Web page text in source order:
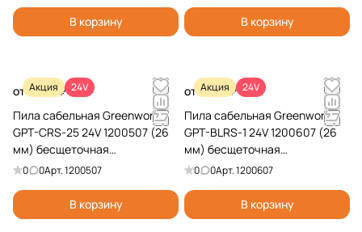
В корзину В корзину
Акция 24V
от 8 490 ₽
Пила сабельная Greenworks
GPT-CRS-25 24V 1200507 (26
мм) бесщеточная
аккумуляторная
0 0Арт.1200507
В корзину
Акция 24V
от 7 490 ₽
Пила сабельная Greenworks
GPT-BLRS-1 24V 1200607 (26
мм) бесщеточная
аккумуляторная
0 0Арт.1200607
В корзину